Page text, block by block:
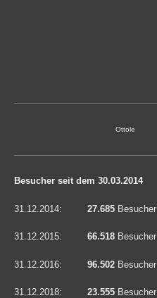
Ottole
Besucher seit dem 30.03.2014
31.12.2014: 27.685 Besucher
31.12.2015: 66.518 Besucher
31.12.2016: 96.502 Besucher
31.12.2018: 23.555 Besucher